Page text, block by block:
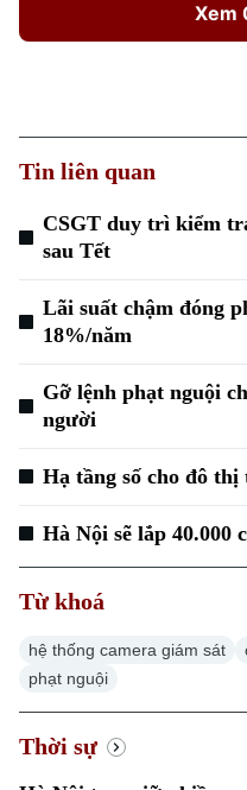
Chuyên mục
Thời sự
Chính trị
Xã hội
Hà Nội
Người Hà Nội
Thế giới
Xem
Tin liên quan
CSGT duy trì kiểm
sau Tết
Lãi suất chậm đóng
18%/năm
Gỡ lệnh phạt nguội
người
Hạ tầng số cho đô
Hà Nội sẽ lắp 40.000
Từ khoá
hệ thống camera giám sát
phạt nguội
Thời sự